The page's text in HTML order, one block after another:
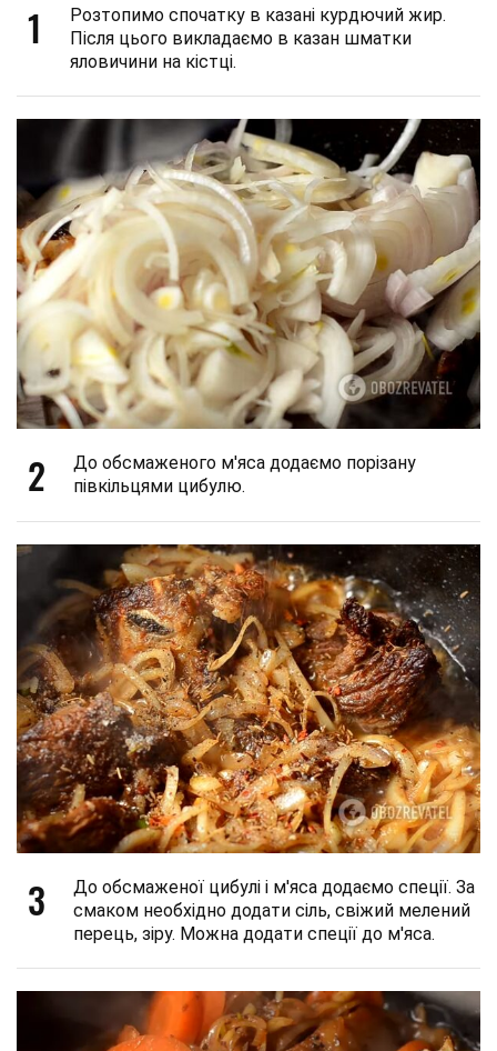
1
Розтопимо спочатку в казані курдючий жир.
Після цього викладаємо в казан шматки
яловичини на кістці.
2
До обсмаженого м'яса додаємо порізану
півкільцями цибулю.
3
До обсмаженої цибулі і м'яса додаємо спеції. За
смаком необхідно додати сіль, свіжий мелений
перець, зіру. Можна додати спеції до м'яса.